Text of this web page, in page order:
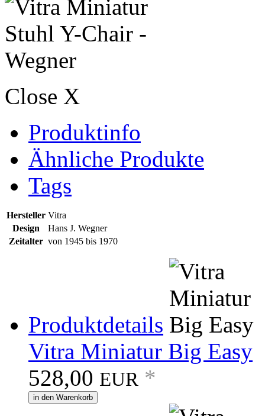
Close X
Produktinfo
Ähnliche Produkte
Tags
Hersteller Vitra
Design
Hans J. Wegner
Zeitalter von 1945 bis 1970
Produktdetails
Vitra Miniatur Big Easy
528,00 EUR *
in den Warenkorb